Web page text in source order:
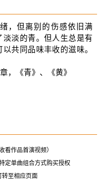
，但离别的伤感依旧满
淡的青。但人生总是有
共同品味丰收的滋味。
，《青》、《黄》
看作品首演视频）
定单曲组合方式购买授权
转至相应页面